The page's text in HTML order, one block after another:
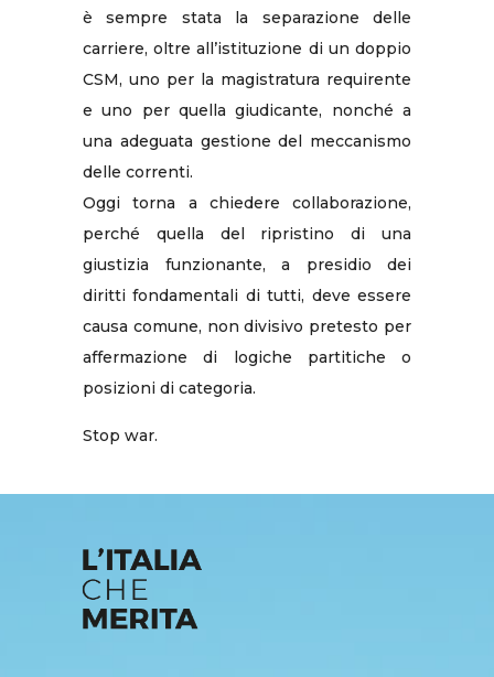
è sempre stata la separazione delle
carriere, oltre all’istituzione di un doppio
CSM, uno per la magistratura requirente
e uno per quella giudicante, nonché a
una adeguata gestione del meccanismo
delle correnti.
Oggi torna a chiedere collaborazione,
perché quella del ripristino di una
giustizia funzionante, a presidio dei
diritti fondamentali di tutti, deve essere
causa comune, non divisivo pretesto per
affermazione di logiche partitiche o
posizioni di categoria.
Stop war.